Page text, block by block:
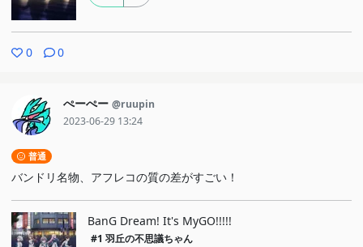
0 0
ぺーぺー @ruupin
2023-06-29 13:24
普通
バンドリ名物、アフレコの質の差がすごい！
BanG Dream! It's MyGO!!!!!
#1 羽丘の不思議ちゃん